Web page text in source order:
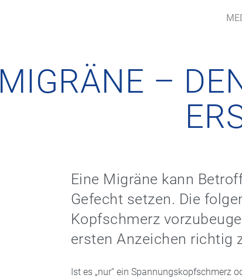
MIGRÄNE –
Eine Migräne kann
Gefecht setzen. Die
Kopfschmerz
ersten Anzeichen richtig
Ist es „nur“ ein Spannungskopfschmerz